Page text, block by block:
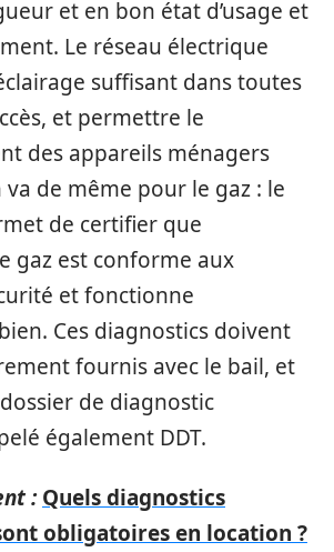
et en bon état d’usage et
Le réseau électrique
suffisant dans toutes
et permettre le
des appareils ménagers
de même pour le gaz : le
de certifier que
gaz est conforme aux
et fonctionne
Ces diagnostics doivent
fournis avec le bail, et
de diagnostic
également DDT.
: Quels diagnostics
obligatoires en location ?